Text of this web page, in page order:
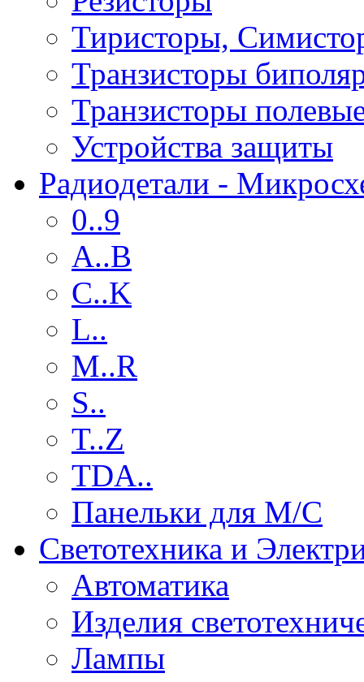
Тиристоры,
Транзисторы
Транзисторы
Устройства защиты
Радиодетали -
0..9
A..B
C..K
L..
M..R
S..
T..Z
TDA..
Панельки для М/С
Светотехника и
Автоматика
Изделия
Лампы